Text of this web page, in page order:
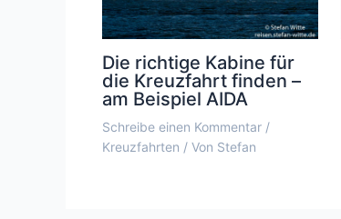
Die richtige Kabine für
die Kreuzfahrt finden –
am Beispiel AIDA
Schreibe einen Kommentar /
Kreuzfahrten / Von Stefan